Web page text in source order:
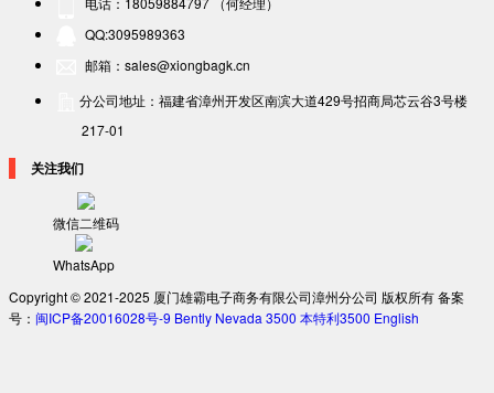
QQ:3095989363
邮箱：sales@xiongbagk.cn
分公司地址：福建省漳州开发区南滨大道429号招商局芯云谷3号楼
217-01
关注我们
微信二维码
WhatsApp
Copyright © 2021-2025 厦门雄霸电子商务有限公司漳州分公司 版权所有 备案
号： 闽ICP备20016028号-9 Bently Nevada 3500 本特利3500 English